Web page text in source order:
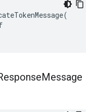
(
Message